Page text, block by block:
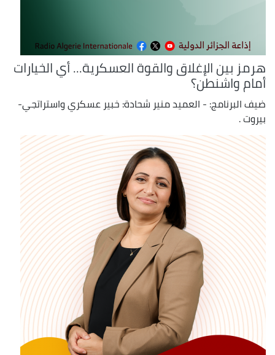
هرمز بين الإغلاق والقوة العسكرية... أي الخيارات
أمام واشنطن؟
ضيف البرنامج: - العميد منير شحادة: خبير عسكري واستراتجي-
بيروت .